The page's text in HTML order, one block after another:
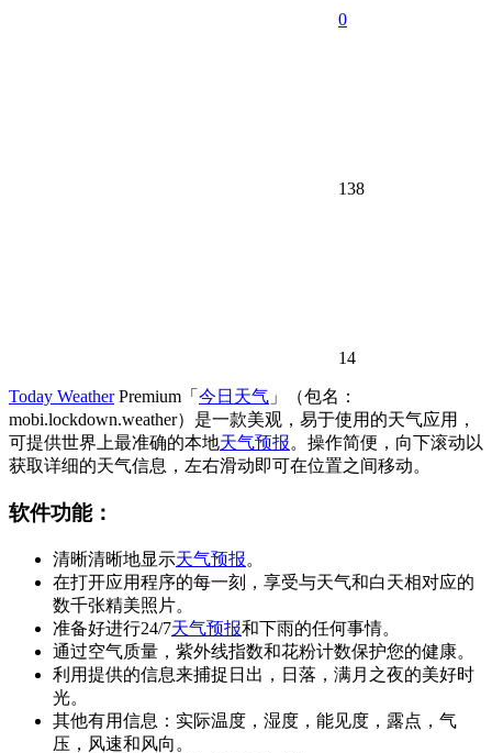
0
138
14
Today WeatherPremium「 今日天气 」（包名：
mobi.lockdown.weather）是一款美观，易于使用的天气应用，
可提供世界上最准确的本地天气预报。操作简便，向下滚动以
获取详细的天气信息，左右滑动即可在位置之间移动。
软件功能：
清晰清晰地显示天气预报。
在打开应用程序的每一刻，享受与天气和白天相对应的
数千张精美照片。
准备好进行24/7天气预报和下雨的任何事情。
通过空气质量，紫外线指数和花粉计数保护您的健康。
利用提供的信息来捕捉日出，日落，满月之夜的美好时
光。
其他有用信息：实际温度，湿度，能见度，露点，气
压，风速和风向。